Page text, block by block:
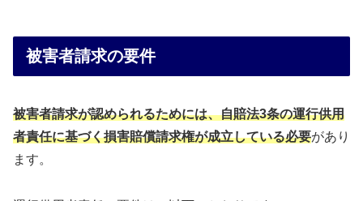
被害者請求の要件
被害者請求が認められるためには、自賠法3条の運行供用
者責任に基づく損害賠償請求権が成立している必要があり
ます。